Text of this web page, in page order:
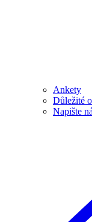
Ankety
Důležité
Napište